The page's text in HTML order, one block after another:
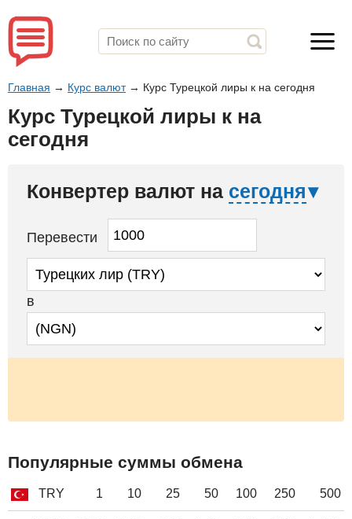
Главная → Курс валют→ Курс Турецкой лиры к на сегодня
Курс Турецкой лиры к на
сегодня
Конвертер валют на сегодня
Перевести
в
Популярные суммы обмена
TRY 1 10 25 50 100 250 500